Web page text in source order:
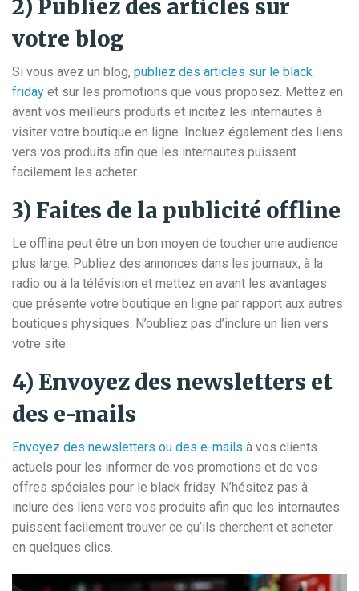
2) Publiez des articles sur
votre blog
Si vous avez un blog, publiez des articles sur le black
friday et sur les promotions que vous proposez. Mettez en
avant vos meilleurs produits et incitez les internautes à
visiter votre boutique en ligne. Incluez également des liens
vers vos produits afin que les internautes puissent
facilement les acheter.
3) Faites de la publicité offline
Le offline peut être un bon moyen de toucher une audience
plus large. Publiez des annonces dans les journaux, à la
radio ou à la télévision et mettez en avant les avantages
que présente votre boutique en ligne par rapport aux autres
boutiques physiques. N’oubliez pas d’inclure un lien vers
votre site.
4) Envoyez des newsletters et
des e-mails
Envoyez des newsletters ou des e-mails à vos clients
actuels pour les informer de vos promotions et de vos
offres spéciales pour le black friday. N’hésitez pas à
inclure des liens vers vos produits afin que les internautes
puissent facilement trouver ce qu’ils cherchent et acheter
en quelques clics.